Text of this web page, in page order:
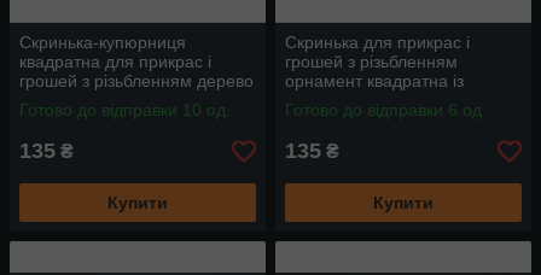
Скринька-купюрниця
квадратна для прикрас і
грошей з різьбленням дерево
з фанери 11х11х5см
Готово до відправки 10 од.
135 ₴
Купити
Скринька для прикрас і
грошей з різьбленням
орнамент квадратна із
фанери Колір Яблуня
11х11х5см
Готово до відправки 6 од.
135 ₴
Купити